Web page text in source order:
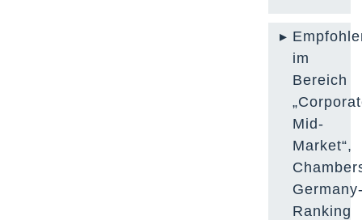
im
Bereich
Mid-
Market“,
Ranking